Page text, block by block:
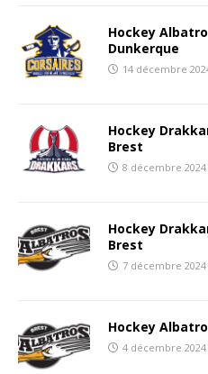
Hockey
Dunkerque
14 décembre
Hockey
Brest
8 décembre 2024
Hockey
Brest
7 décembre 2024
Hockey
4 décembre 2024